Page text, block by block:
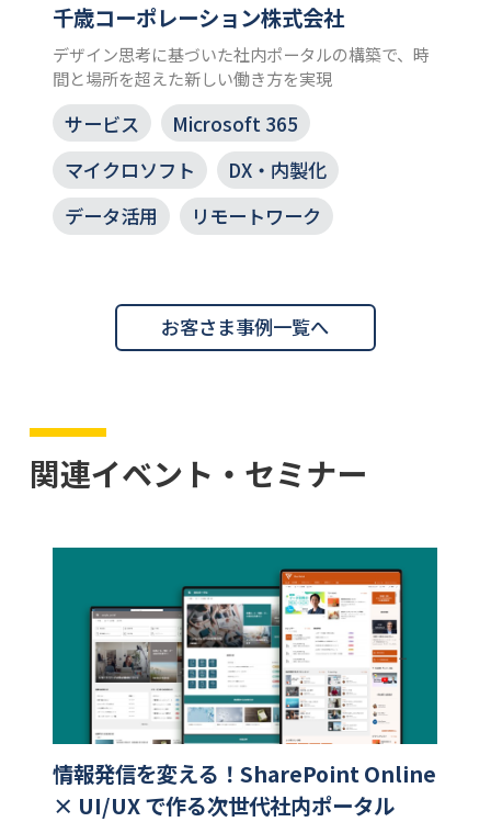
千歳コーポレーション株式会社
デザイン思考に基づいた社内ポータルの構築で、時
間と場所を超えた新しい働き方を実現
サービス
Microsoft 365
マイクロソフト
DX・内製化
データ活用
リモートワーク
お客さま事例一覧へ
関連イベント・セミナー
情報発信を変える！SharePoint Online
× UI/UX で作る次世代社内ポータル